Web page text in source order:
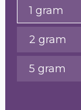
1 gram
2 gram
5 gram